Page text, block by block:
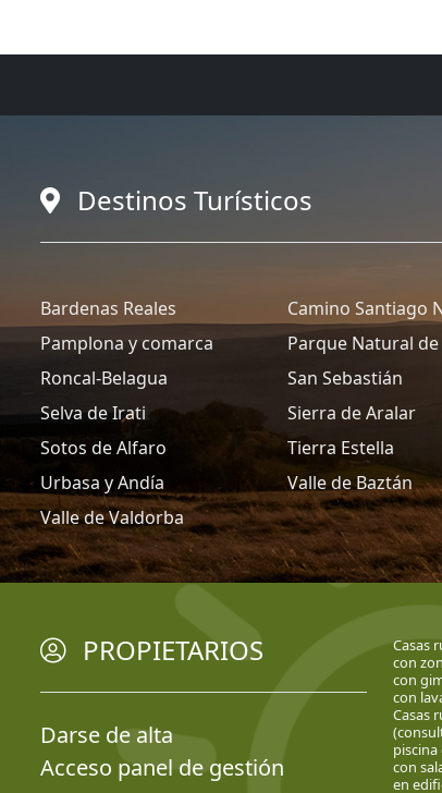
Destinos Turísticos
Bardenas Reales
Camino Santiago
Pamplona y comarca
Parque Natural
Roncal-Belagua
San Sebastián
Selva de Irati
Sierra de Aralar
Sotos de Alfaro
Tierra Estella
Urbasa y Andía
Valle de Baztán
Valle de Valdorba
PROPIETARIOS
Darse de alta
Acceso panel de gestión
Casas
con
con
con
Casas
con
en